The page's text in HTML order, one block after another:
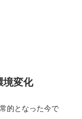
境変化
的となった今で